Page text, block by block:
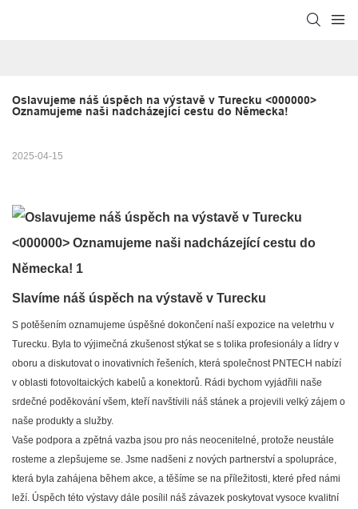
Oslavujeme náš úspěch na výstavě v Turecku <000000>
Oznamujeme naši nadcházející cestu do Německa!
2025-04-15
Slavíme náš úspěch na výstavě v Turecku
S potěšením oznamujeme úspěšné dokončení naší expozice na veletrhu v
Turecku. Byla to výjimečná zkušenost stýkat se s tolika profesionály a lídry v
oboru a diskutovat o inovativních řešeních, která společnost PNTECH nabízí
v oblasti fotovoltaických kabelů a konektorů. Rádi bychom vyjádřili naše
srdečné poděkování všem, kteří navštívili náš stánek a projevili velký zájem o
naše produkty a služby.
Vaše podpora a zpětná vazba jsou pro nás neocenitelné, protože neustále
rosteme a zlepšujeme se. Jsme nadšeni z nových partnerství a spolupráce,
která byla zahájena během akce, a těšíme se na příležitosti, které před námi
leží. Úspěch této výstavy dále posílil náš závazek poskytovat vysoce kvalitní